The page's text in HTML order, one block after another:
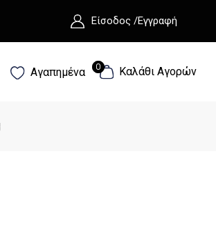
Είσοδος /Εγγραφή
Αγαπημένα 0 Καλάθι Αγορών
0